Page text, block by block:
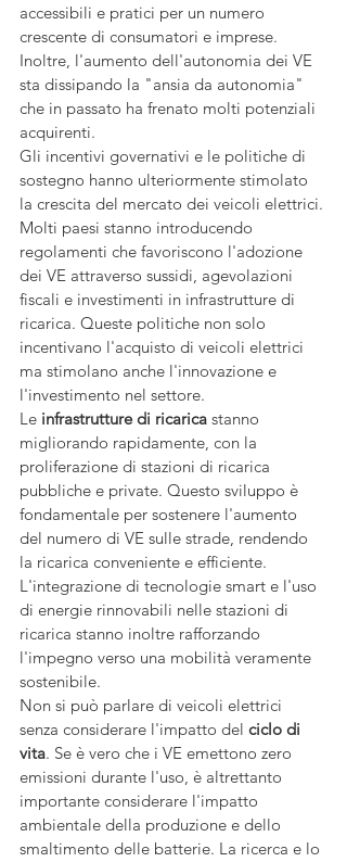
accessibili e pratici per un numero
crescente di consumatori e imprese.
Inoltre, l'aumento dell'autonomia dei VE
sta dissipando la "ansia da autonomia"
che in passato ha frenato molti potenziali
acquirenti.
Gli incentivi governativi e le politiche di
sostegno hanno ulteriormente stimolato
la crescita del mercato dei veicoli elettrici.
Molti paesi stanno introducendo
regolamenti che favoriscono l'adozione
dei VE attraverso sussidi, agevolazioni
fiscali e investimenti in infrastrutture di
ricarica. Queste politiche non solo
incentivano l'acquisto di veicoli elettrici
ma stimolano anche l'innovazione e
l'investimento nel settore.
Le infrastrutture di ricarica stanno
migliorando rapidamente, con la
proliferazione di stazioni di ricarica
pubbliche e private. Questo sviluppo è
fondamentale per sostenere l'aumento
del numero di VE sulle strade, rendendo
la ricarica conveniente e efficiente.
L'integrazione di tecnologie smart e l'uso
di energie rinnovabili nelle stazioni di
ricarica stanno inoltre rafforzando
l'impegno verso una mobilità veramente
sostenibile.
Non si può parlare di veicoli elettrici
senza considerare l'impatto del ciclo di
vita. Se è vero che i VE emettono zero
emissioni durante l'uso, è altrettanto
importante considerare l'impatto
ambientale della produzione e dello
smaltimento delle batterie. La ricerca e lo